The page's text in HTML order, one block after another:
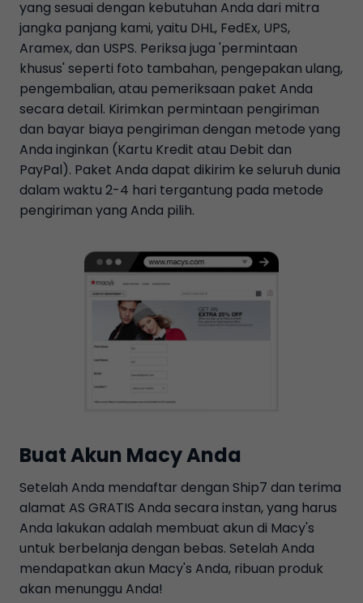
yang sesuai dengan kebutuhan Anda dari mitra
jangka panjang kami, yaitu DHL, FedEx, UPS,
Aramex, dan USPS. Periksa juga 'permintaan
khusus' seperti foto tambahan, pengepakan ulang,
pengembalian, atau pemeriksaan paket Anda
secara detail. Kirimkan permintaan pengiriman
dan bayar biaya pengiriman dengan metode yang
Anda inginkan (Kartu Kredit atau Debit dan
PayPal). Paket Anda dapat dikirim ke seluruh dunia
dalam waktu 2-4 hari tergantung pada metode
pengiriman yang Anda pilih.
Buat Akun Macy Anda
Setelah Anda mendaftar dengan Ship7 dan terima
alamat AS GRATIS Anda secara instan, yang harus
Anda lakukan adalah membuat akun di Macy's
untuk berbelanja dengan bebas. Setelah Anda
mendapatkan akun Macy's Anda, ribuan produk
akan menunggu Anda!